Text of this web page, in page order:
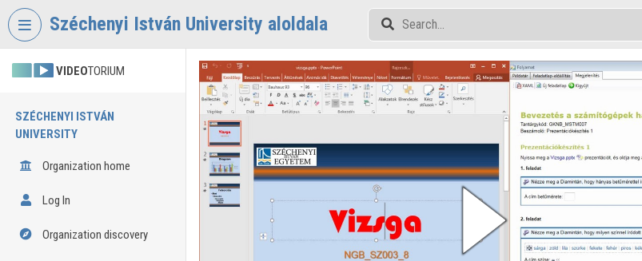
Skip header
Széchenyi István University aloldala
VIDEOTORIUM
SZÉCHENYI ISTVÁN
UNIVERSITY
Organization home
Log In
Organization discovery